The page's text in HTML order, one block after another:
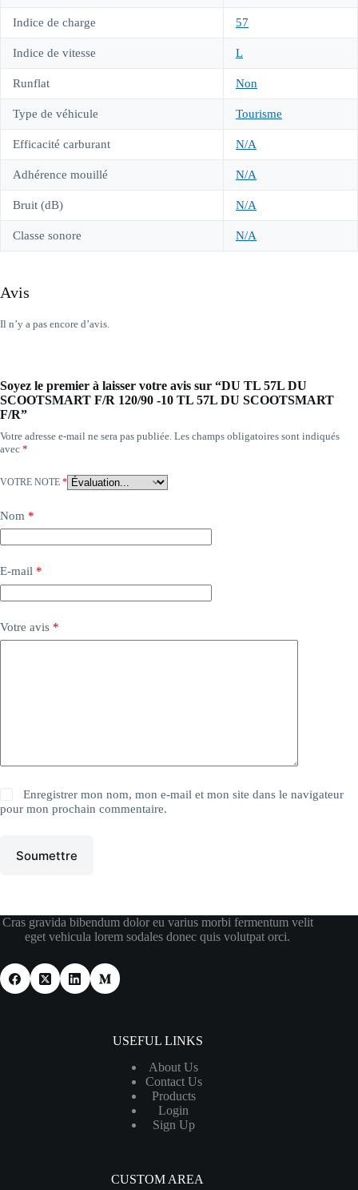
Indice de charge 57
Indice de vitesse L
Runflat Non
Type de véhicule Tourisme
Efficacité carburant N/A
Adhérence mouillé N/A
Bruit (dB) N/A
Classe sonore N/A
Avis
Il n’y a pas encore d’avis.
Soyez le premier à laisser votre avis sur “DU TL 57L DU
SCOOTSMART F/R 120/90 -10 TL 57L DU SCOOTSMART
F/R”
Votre adresse e-mail ne sera pas publiée. Les champs obligatoires sont indiqués
avec *
VOTRE NOTE *
Nom *
E-mail *
Votre avis *
Enregistrer mon nom, mon e-mail et mon site dans le navigateur
pour mon prochain commentaire.
Soumettre
Cras gravida bibendum dolor eu varius morbi fermentum velit
eget vehicula lorem sodales donec quis volutpat orci.
USEFUL LINKS
About Us
Contact Us
Products
Login
Sign Up
CUSTOM AREA